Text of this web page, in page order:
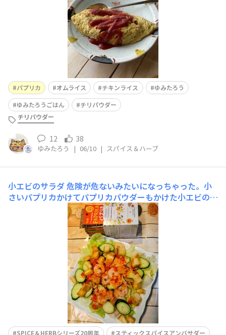
パプリカ オムライス チキンライス
ゆみたろう
ゆみたろうごはん
チリパウダー
チリパウダー
12 38
ゆみたろう | 06/10 | スパイス＆ハーブ
小エビのサラダ危険が危ないみたいになっちゃった。小
さいパプリカかけてパプリカパウダーもかけた小エビのサ
ラダ。お子様達は食パンで作ったクルトンに手が伸びまく
ってますが、美味しく出来ました。エビぷりっです。パプ
リカの風味も好きです。
SPICE＆HERBシリーズ20周年
スティックスパイスアンバサダー